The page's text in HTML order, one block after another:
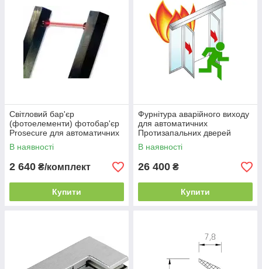
Світловий бар'єр
(фотоелементи) фотобар'єр
Prosecure для автоматичних
дверей Dorma LB-03
В наявності
2 640 ₴/комплект
Купити
Фурнітура аварійного виходу
для автоматичних
Протизапальних дверей
Антипанія Dorma SST BR
В наявності
26 400 ₴
Купити